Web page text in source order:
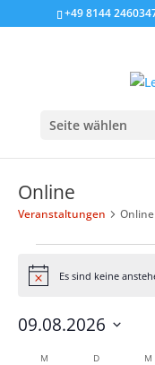
+49 8144
Seite wählen
Online
Veranstaltungen Online
HinweisEs sind keine
09.08.2026
M DDIENSTAG M